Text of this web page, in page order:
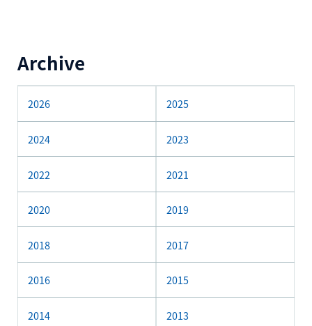
Archive
2026 2025
2024 2023
2022 2021
2020 2019
2018 2017
2016 2015
2014 2013